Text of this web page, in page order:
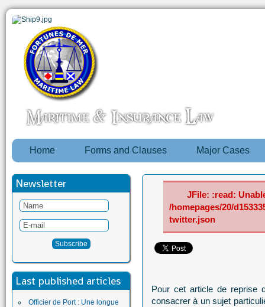
Home Forms and Clauses Major Cases
Newsletter
Last published articles
Officier de Port : Une longue
JFile: :read:
/homepages/20/
twitter.json
Pour cet article de reprise
consacrer à un sujet